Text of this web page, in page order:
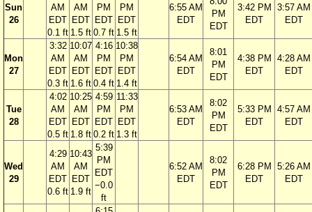
Sun
26
AM
EDT
0.1 ft
AM
EDT
1.5 ft
PM
EDT
0.7 ft
PM
EDT
1.5 ft
6:55 AM
EDT
PM
EDT
3:42 PM
EDT
3:57 AM
EDT
Mon
27
3:32
AM
EDT
0.3 ft
10:07
AM
EDT
1.6 ft
4:16
PM
EDT
0.4 ft
10:38
PM
EDT
1.4 ft
6:54 AM
EDT
8:01
PM
EDT
4:38 PM
EDT
4:28 AM
EDT
Tue
28
4:02
AM
EDT
0.5 ft
10:25
AM
EDT
1.8 ft
4:59
PM
EDT
0.2 ft
11:33
PM
EDT
1.3 ft
6:53 AM
EDT
8:02
PM
EDT
5:33 PM
EDT
4:57 AM
EDT
Wed
29
4:29
AM
EDT
0.6 ft
10:43
AM
EDT
1.9 ft
5:39
PM
EDT
−0.0
ft
6:52 AM
EDT
8:02
PM
EDT
6:28 PM
EDT
5:26 AM
EDT